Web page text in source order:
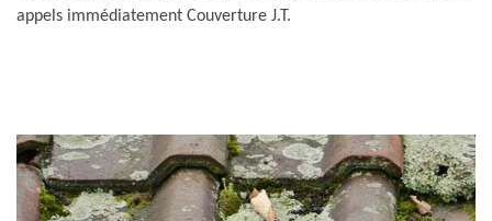
appels immédiatement Couverture J.T.